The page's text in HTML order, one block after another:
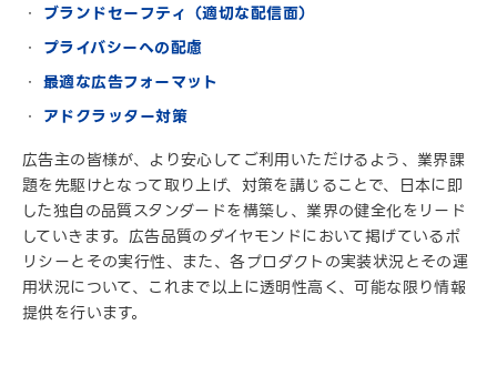
ブランドセーフティ（適切な配信面）
プライバシーへの配慮
最適な広告フォーマット
アドクラッター対策
広告主の皆様が、より安心してご利用いただけるよう、業界課
題を先駆けとなって取り上げ、対策を講じることで、日本に即
した独自の品質スタンダードを構築し、業界の健全化をリード
していきます。広告品質のダイヤモンドにおいて掲げているポ
リシーとその実行性、また、各プロダクトの実装状況とその運
用状況について、これまで以上に透明性高く、可能な限り情報
提供を行います。